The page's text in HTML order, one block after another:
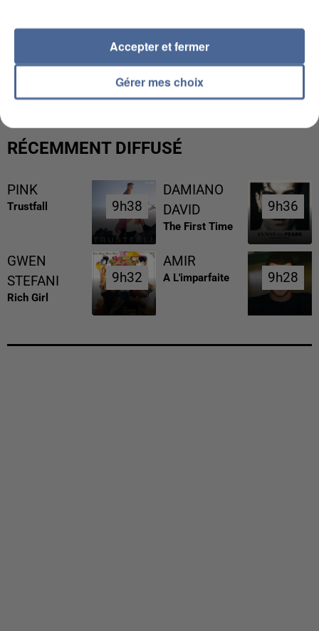
UN SECOND CADRE DE LA DZ MAFIA
INTERPELLÉ EN ALGÉRIE
RÉCEMMENT DIFFUSÉ
PINK
Trustfall 9h38
9h38
DAMIANO
DAVID
The First Time
9h36
9h36
GWEN
STEFANI
Rich Girl
9h32
9h32
AMIR
A L'imparfaite 9h28
9h28
Gérer mes choix
Accepter et fermer